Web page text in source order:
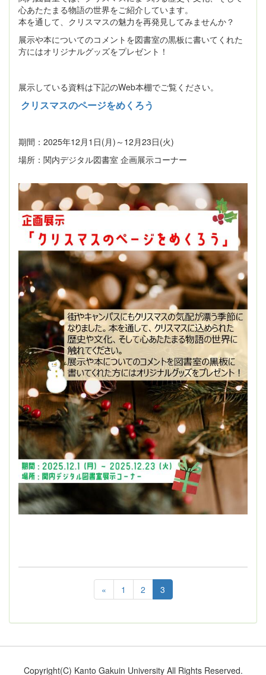
心あたたまる物語の世界をご紹介しています。
本を通して、クリスマスの魅力を再発見してみませんか？
展示や本についてのコメントを図書室の黒板に書いてくれた
方にはオリジナルグッズをプレゼント！
展示している資料は下記のWeb本棚でご覧ください。
クリスマスのページをめくろう
期間：2025年12月1日(月)～12月23日(火)
場所：関内デジタル図書室 企画展示コーナー
« 1 2 3
Copyright(C) Kanto Gakuin University All Rights Reserved.